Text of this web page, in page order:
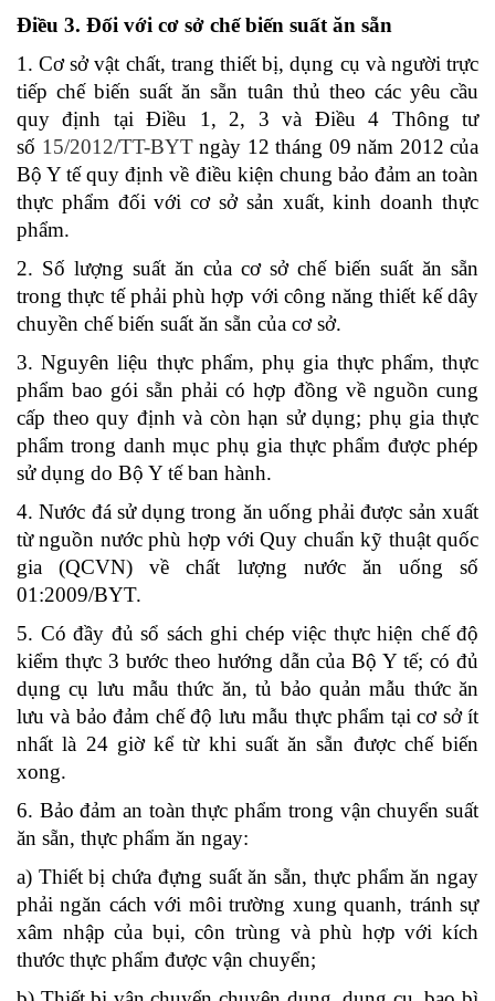
Điều 3. Đối với cơ sở chế biến suất ăn sẵn
1. Cơ sở vật chất, trang thiết bị, dụng cụ và người trực
tiếp chế biến suất ăn sẵn tuân thủ theo các yêu cầu
quy định tạiĐiều 1, 2, 3 và Điều 4 Thông tư
số 15/2012/TT-BYTngày 12 tháng 09 năm 2012 của
Bộ Y tế quy định về điều kiện chung bảo đảm an toàn
thực phẩm đối với cơ sở sản xuất, kinh doanh thực
phẩm.
2. Số lượng suất ăn của cơ sở chế biến suất ăn sẵn
trong thực tế phải phù hợp với công năng thiết kế dây
chuyền chế biến suất ăn sẵn của cơ sở.
3. Nguyên liệu thực phẩm, phụ gia thực phẩm, thực
phẩm bao gói sẵn phải có hợp đồng về nguồn cung
cấp theo quy định và còn hạn sử dụng; phụ gia thực
phẩm trong danh mục phụ gia thực phẩm được phép
sử dụng do Bộ Y tế ban hành.
4. Nước đá sử dụng trong ăn uống phải được sản xuất
từ nguồn nước phù hợp với Quy chuẩn kỹ thuật quốc
gia (QCVN) về chất lượng nước ăn uống số
01:2009/BYT.
5. Có đầy đủ sổ sách ghi chép việc thực hiện chế độ
kiểm thực 3 bước theo hướng dẫn của Bộ Y tế; có đủ
dụng cụ lưu mẫu thức ăn, tủ bảo quản mẫu thức ăn
lưu và bảo đảm chế độ lưu mẫu thực phẩm tại cơ sở ít
nhất là 24 giờ kể từ khi suất ăn sẵn được chế biến
xong.
6. Bảo đảm an toàn thực phẩm trong vận chuyển suất
ăn sẵn, thực phẩm ăn ngay:
a) Thiết bị chứa đựng suất ăn sẵn, thực phẩm ăn ngay
phải ngăn cách với môi trường xung quanh, tránh sự
xâm nhập của bụi, côn trùng và phù hợp với kích
thước thực phẩm được vận chuyển;